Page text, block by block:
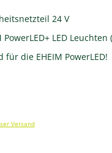
24 V
PowerLED+ LED Leuchten
für die EHEIM PowerLED!
Versand